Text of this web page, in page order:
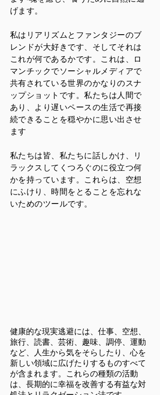
げます。
私はリアリズムとファンタジーのブ
レンドが大好きです、そしてそれは
これが何であるかです。これは、ロ
マンチックでソーシャルメディアで
共有されている世界のかなりのスナ
ップショットです。私たちは人間で
あり、より遅いペースの生活で再接
続できることを穏やかに思い出させ
ます
私たちは皆、私たちに話しかけ、リ
ラックスしてくつろぐのに役立つ何
かを持っています。これらは、空想
にふけり、時間をとることを忘れな
いためのツールです。
健康的な現実逃避には、仕事、空想、
旅行、読書、芸術、趣味、調停、運動
など、人生から気をそらしたり、心を
新しい領域に広げたりするものすべて
が含まれます。これらの種類の活動
は、長期的に幸福を改善する有益な対